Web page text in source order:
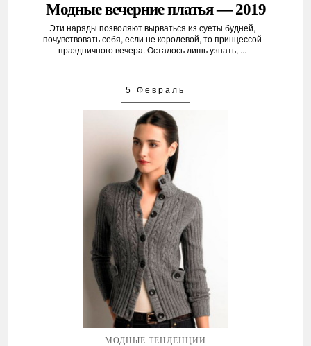
Модные вечерние платья — 2019
Эти наряды позволяют вырваться из суеты будней,
почувствовать себя, если не королевой, то принцессой
праздничного вечера. Осталось лишь узнать, ...
5 Февраль
МОДНЫЕ ТЕНДЕНЦИИ